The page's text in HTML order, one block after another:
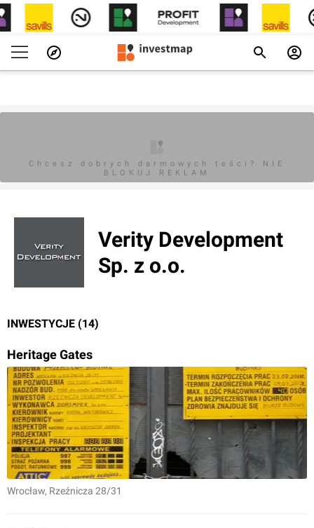
Chcesz dobrych darmowych teści? NIE
BLOKUJ REKLAM
Verity Development
Sp. z o.o.
INWESTYCJE (14)
Heritage Gates
Wrocław, Rzeźnicza 28/31